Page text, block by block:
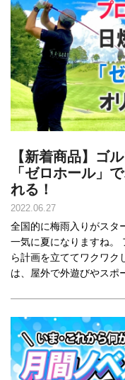
【新着商品】ゴ
「ゼロホール」
れる！
2022.06.27
全国的に梅雨入りがスタ
一気に夏になりますね。
ら計画を立ててワクワク
は、屋外で外遊びやス